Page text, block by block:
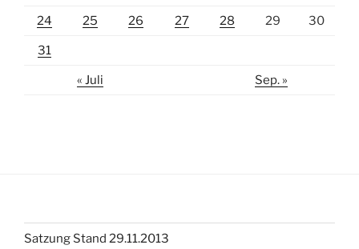
24 25 26 27 28 29 30
31
« Juli Sep. »
Satzung Stand 29.11.2013